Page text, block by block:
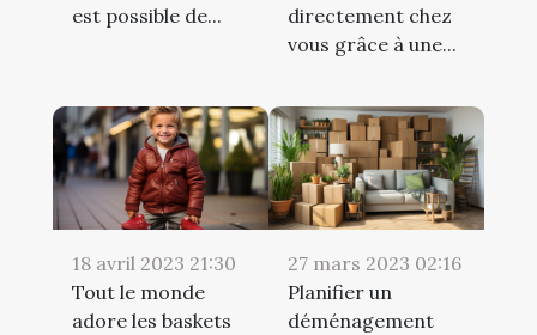
est possible de...
directement chez
vous grâce à une...
18 avril 2023 21:30
Tout le monde
adore les baskets
27 mars 2023 02:16
Planifier un
déménagement